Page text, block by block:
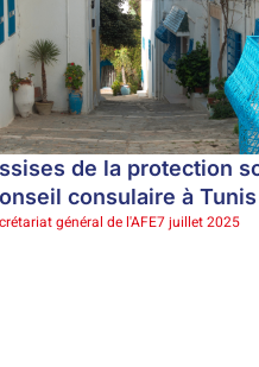
de la protection
consulaire à Tunis
général de l'AFE7 juillet 2025